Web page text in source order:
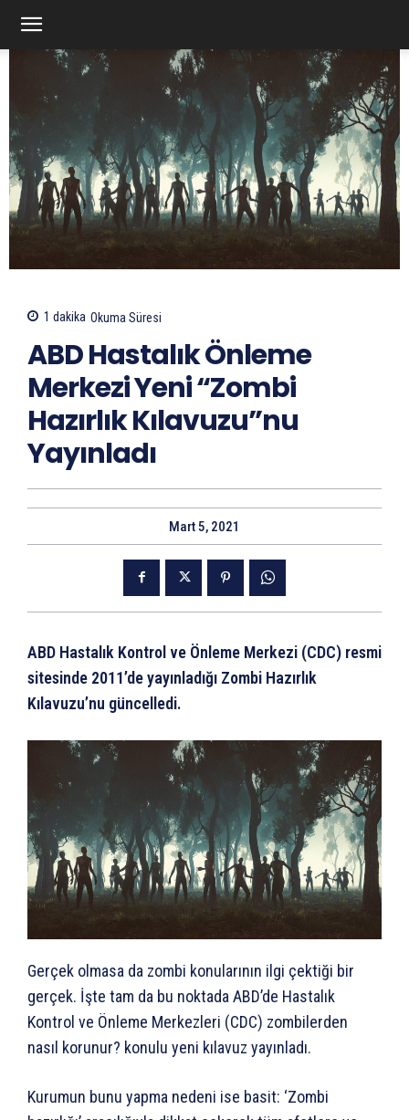
1 dakika Okuma Süresi
ABD Hastalık Önleme
Merkezi Yeni “Zombi
Hazırlık Kılavuzu”nu
Yayınladı
Mart 5, 2021
ABD Hastalık Kontrol ve Önleme Merkezi (CDC) resmi
sitesinde 2011’de yayınladığı Zombi Hazırlık
Kılavuzu’nu güncelledi.
Gerçek olmasa da zombi konularının ilgi çektiği bir
gerçek. İşte tam da bu noktada ABD’de Hastalık
Kontrol ve Önleme Merkezleri (CDC) zombilerden
nasıl korunur? konulu yeni kılavuz yayınladı.
Kurumun bunu yapma nedeni ise basit: ‘Zombi